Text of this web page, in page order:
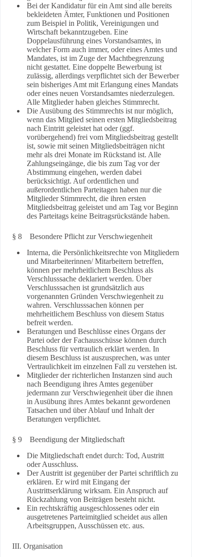
Bei der Kandidatur für ein Amt sind alle bereits
bekleideten Ämter, Funktionen und Positionen
zum Beispiel in Politik, Vereinigungen und
Wirtschaft bekanntzugeben. Eine
Doppelausführung eines Vorstandsamtes, in
welcher Form auch immer, oder eines Amtes und
Mandates, ist im Zuge der Machtbegrenzung
nicht gestattet. Eine doppelte Bewerbung ist
zulässig, allerdings verpflichtet sich der Bewerber
sein bisheriges Amt mit Erlangung eines Mandats
oder eines neuen Vorstandsamtes niederzulegen.
Alle Mitglieder haben gleiches Stimmrecht.
Die Ausübung des Stimmrechts ist nur möglich,
wenn das Mitglied seinen ersten Mitgliedsbeitrag
nach Eintritt geleistet hat oder (ggf.
vorübergehend) frei vom Mitgliedsbeitrag gestellt
ist, sowie mit seinen Mitgliedsbeiträgen nicht
mehr als drei Monate im Rückstand ist. Alle
Zahlungseingänge, die bis zum Tag vor der
Abstimmung eingehen, werden dabei
berücksichtigt. Auf ordentlichen und
außerordentlichen Parteitagen haben nur die
Mitglieder Stimmrecht, die ihren ersten
Mitgliedsbeitrag geleistet und am Tag vor Beginn
des Parteitags keine Beitragsrückstände haben.
§ 8 Besondere Pflicht zur Verschwiegenheit
Interna, die Persönlichkeitsrechte von Mitgliedern
und Mitarbeiterinnen/ Mitarbeitern betreffen,
können per mehrheitlichem Beschluss als
Verschlusssache deklariert werden. Über
Verschlusssachen ist grundsätzlich aus
vorgenannten Gründen Verschwiegenheit zu
wahren. Verschlusssachen können per
mehrheitlichem Beschluss von diesem Status
befreit werden.
Beratungen und Beschlüsse eines Organs der
Partei oder der Fachausschüsse können durch
Beschluss für vertraulich erklärt werden. In
diesem Beschluss ist auszusprechen, was unter
Vertraulichkeit im einzelnen Fall zu verstehen ist.
Mitglieder der richterlichen Instanzen sind auch
nach Beendigung ihres Amtes gegenüber
jedermann zur Verschwiegenheit über die ihnen
in Ausübung ihres Amtes bekannt gewordenen
Tatsachen und über Ablauf und Inhalt der
Beratungen verpflichtet.
§ 9 Beendigung der Mitgliedschaft
Die Mitgliedschaft endet durch: Tod, Austritt
oder Ausschluss.
Der Austritt ist gegenüber der Partei schriftlich zu
erklären. Er wird mit Eingang der
Austrittserklärung wirksam. Ein Anspruch auf
Rückzahlung von Beiträgen besteht nicht.
Ein rechtskräftig ausgeschlossenes oder ein
ausgetretenes Parteimitglied scheidet aus allen
Arbeitsgruppen, Ausschüssen etc. aus.
III. Organisation